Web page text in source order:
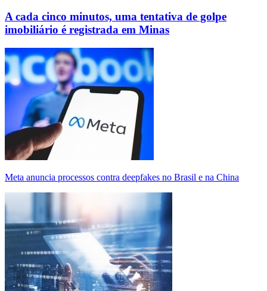
A cada cinco minutos, uma tentativa de golpe
imobiliário é registrada em Minas
Meta anuncia processos contra deepfakes no Brasil e na China